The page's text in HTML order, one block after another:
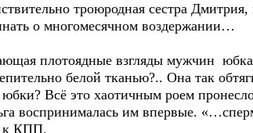
троюродная сестра
о многомесячном воздержании…
плотоядные взгляды мужчин
белой тканью?.. Она так
Всё это хаотичным роем
воспринималась им впервые.
к КПП.